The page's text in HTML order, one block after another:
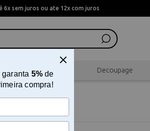
6x sem juros ou ate 12x com juros
Scrapbook Decoupage
garanta 5%de
compra!